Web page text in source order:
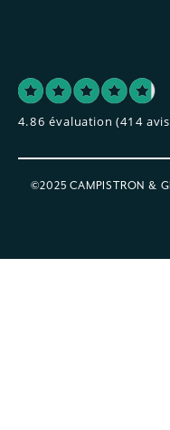
4.86 évaluation (414
©2025 CAMPISTRON &